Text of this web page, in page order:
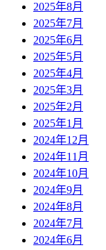
2025年8月
2025年7月
2025年6月
2025年5月
2025年4月
2025年3月
2025年2月
2025年1月
2024年12月
2024年11月
2024年10月
2024年9月
2024年8月
2024年7月
2024年6月